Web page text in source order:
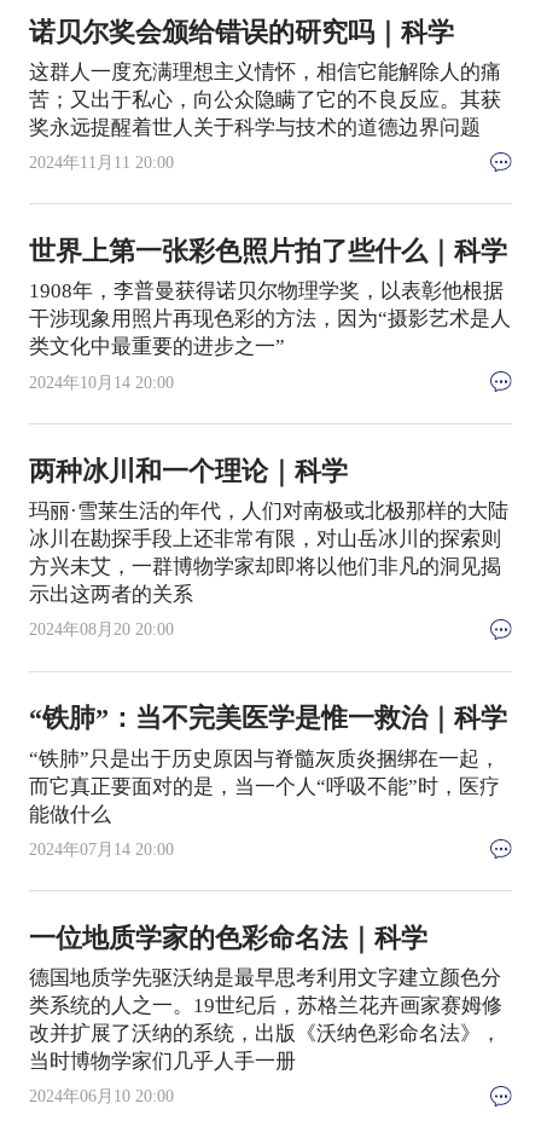
诺贝尔奖会颁给错误的研究吗｜科学
这群人一度充满理想主义情怀，相信它能解除人的痛
苦；又出于私心，向公众隐瞒了它的不良反应。其获
奖永远提醒着世人关于科学与技术的道德边界问题
2024年11月11 20:00
世界上第一张彩色照片拍了些什么｜科学
1908年，李普曼获得诺贝尔物理学奖，以表彰他根据
干涉现象用照片再现色彩的方法，因为“摄影艺术是人
类文化中最重要的进步之一”
2024年10月14 20:00
两种冰川和一个理论｜科学
玛丽·雪莱生活的年代，人们对南极或北极那样的大陆
冰川在勘探手段上还非常有限，对山岳冰川的探索则
方兴未艾，一群博物学家却即将以他们非凡的洞见揭
示出这两者的关系
2024年08月20 20:00
“铁肺”：当不完美医学是惟一救治｜科学
“铁肺”只是出于历史原因与脊髓灰质炎捆绑在一起，
而它真正要面对的是，当一个人“呼吸不能”时，医疗
能做什么
2024年07月14 20:00
一位地质学家的色彩命名法｜科学
德国地质学先驱沃纳是最早思考利用文字建立颜色分
类系统的人之一。19世纪后，苏格兰花卉画家赛姆修
改并扩展了沃纳的系统，出版《沃纳色彩命名法》，
当时博物学家们几乎人手一册
2024年06月10 20:00